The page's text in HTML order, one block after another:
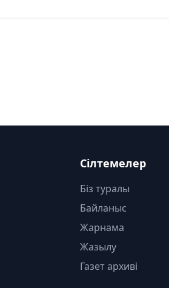
Сілтемелер
Біз туралы
Байланыс
Жарнама
Жазылу
Газет архиві